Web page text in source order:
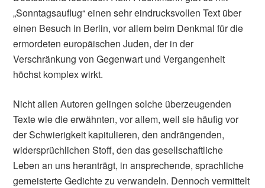
„Sonntagsauflug“ einen sehr eindrucksvollen Text über
einen Besuch in Berlin, vor allem beim Denkmal für die
ermordeten europäischen Juden, der in der
Verschränkung von Gegenwart und Vergangenheit
höchst komplex wirkt.
Nicht allen Autoren gelingen solche überzeugenden
Texte wie die erwähnten, vor allem, weil sie häufig vor
der Schwierigkeit kapitulieren, den andrängenden,
widersprüchlichen Stoff, den das gesellschaftliche
Leben an uns heranträgt, in ansprechende, sprachliche
gemeisterte Gedichte zu verwandeln. Dennoch vermittelt